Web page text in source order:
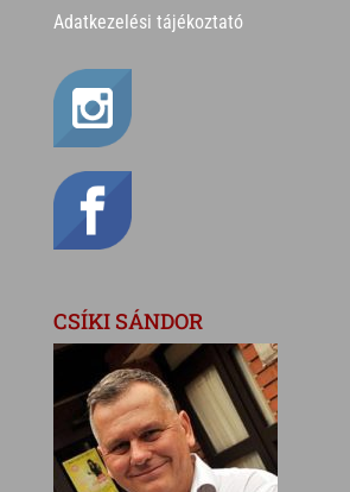
Adatkezelési tájékoztató
CSÍKI SÁNDOR